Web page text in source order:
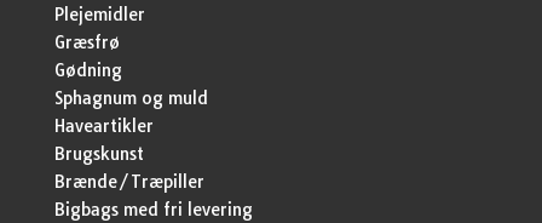
Plejemidler
Græsfrø
Gødning
Sphagnum og muld
Haveartikler
Brugskunst
Brænde/Træpiller
Bigbags med fri levering